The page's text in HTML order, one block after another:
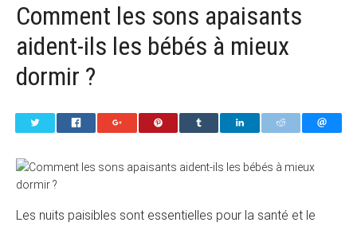
Comment les sons apaisants
aident-ils les bébés à mieux
dormir ?
Les nuits paisibles sont essentielles pour la santé et le